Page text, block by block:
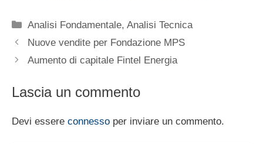
Categorie
Analisi Fondamentale,Analisi Tecnica
Nuove vendite per Fondazione MPS
Aumento di capitale Fintel Energia
Lascia un commento
Devi essere connesso per inviare un commento.